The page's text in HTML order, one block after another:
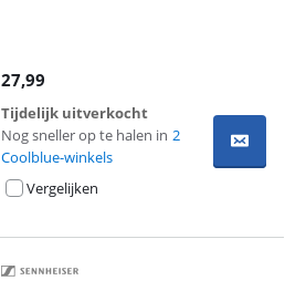
27,99
Tijdelijk uitverkocht
Nog sneller op te halen in 2
Coolblue-winkels
Vergelijken